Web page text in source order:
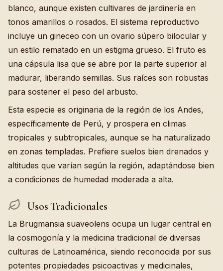
blanco, aunque existen cultivares de jardinería en
tonos amarillos o rosados. El sistema reproductivo
incluye un gineceo con un ovario súpero bilocular y
un estilo rematado en un estigma grueso. El fruto es
una cápsula lisa que se abre por la parte superior al
madurar, liberando semillas. Sus raíces son robustas
para sostener el peso del arbusto.
Esta especie es originaria de la región de los Andes,
específicamente de Perú, y prospera en climas
tropicales y subtropicales, aunque se ha naturalizado
en zonas templadas. Prefiere suelos bien drenados y
altitudes que varían según la región, adaptándose bien
a condiciones de humedad moderada a alta.
Usos Tradicionales
La Brugmansia suaveolens ocupa un lugar central en
la cosmogonía y la medicina tradicional de diversas
culturas de Latinoamérica, siendo reconocida por sus
potentes propiedades psicoactivas y medicinales,